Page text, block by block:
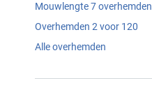
Mouwlengte 7 overhemden
Overhemden 2 voor 120
Alle overhemden